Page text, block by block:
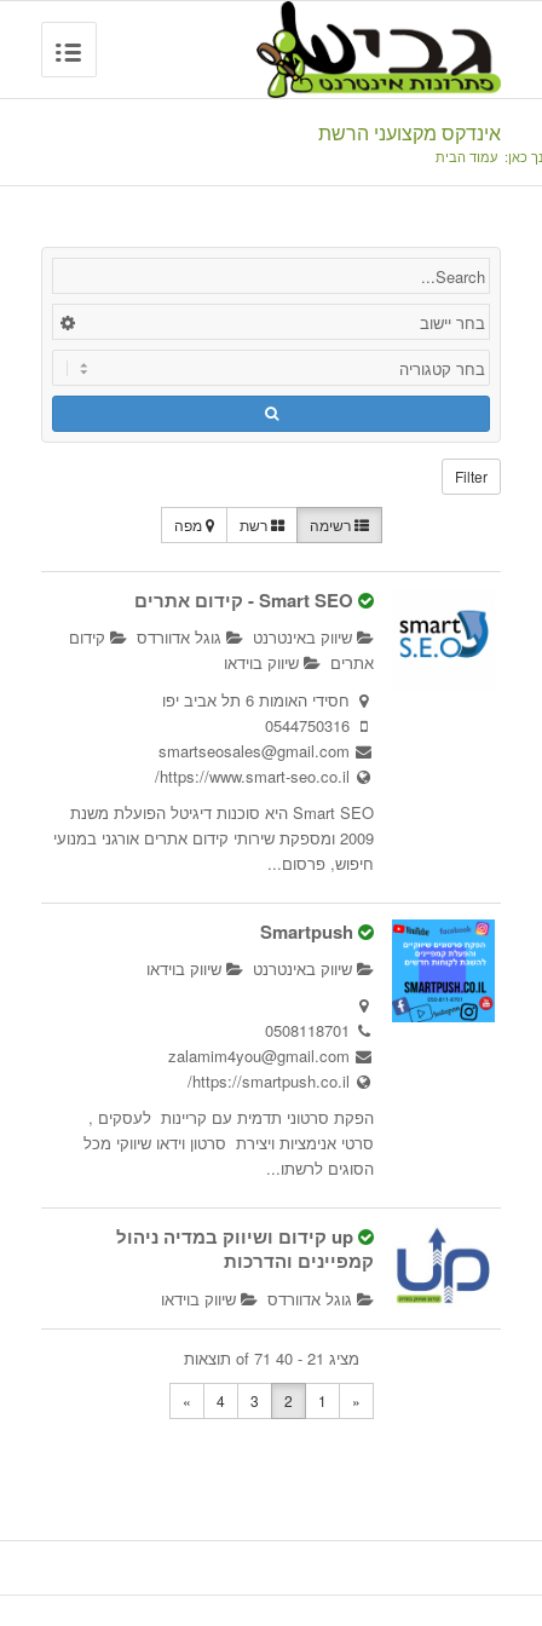
אינדקס מקצועני הרשת
כאן: עמוד הבית
Filter
רשימה רשת מפה
Smart SEO - קידום אתרים
שיווק באינטרנט גוגל אדוורדס
קידום
אתרים
שיווק בוידאו
חסידי האומות 6 תל אביב יפו
0544750316
smartseosales@gmail.com
https://www.smart-seo.co.il/
Smart SEO היא סוכנות דיגיטל הפועלת משנת
2009 ומספקת שירותי קידום אתרים אורגני במנועי
חיפוש, פרסום...
Smartpush
שיווק באינטרנט שיווק בוידאו
0508118701
zalamim4you@gmail.com
https://smartpush.co.il/
הפקת סרטוני תדמית עם קריינות לעסקים ,
סרטי אנימציות ויצירת סרטון וידאו שיווקי מכל
הסוגים לרשתו...
up קידום ושיווק במדיה ניהול
קמפיינים והדרכות
גוגל אדוורדס
שיווק בוידאו
רמות מאיר
0523315433
523315433
sharonbenezra130@gmail.com
מציג 21 - 40 of 71 תוצאות
«
1
2
3
4
»